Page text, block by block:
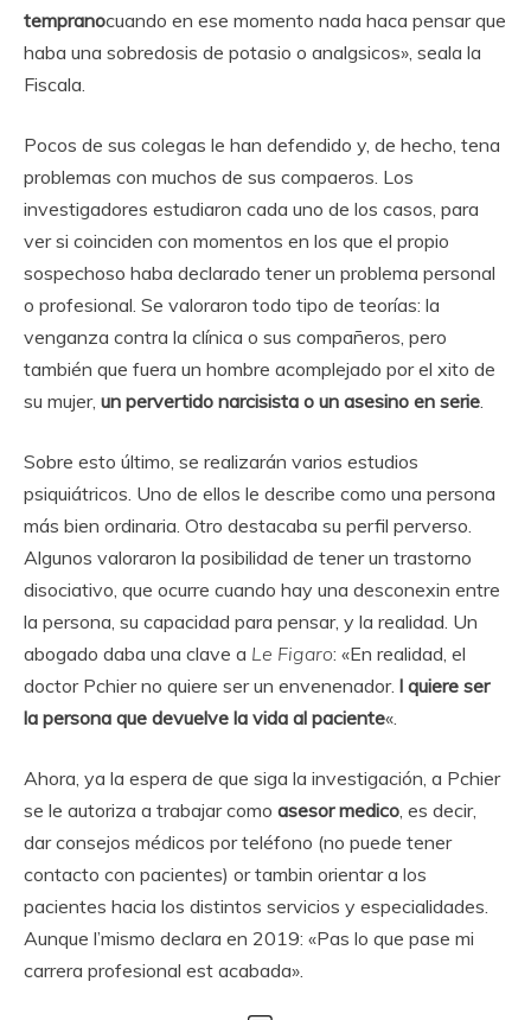
tempranocuando en ese momento nada haca pensar que
haba una sobredosis de potasio o analgsicos», seala la
Fiscala.
Pocos de sus colegas le han defendido y, de hecho, tena
problemas con muchos de sus compaeros. Los
investigadores estudiaron cada uno de los casos, para
ver si coinciden con momentos en los que el propio
sospechoso haba declarado tener un problema personal
o profesional. Se valoraron todo tipo de teorías: la
venganza contra la clínica o sus compañeros, pero
también que fuera un hombre acomplejado por el xito de
su mujer, un pervertido narcisista o un asesino en serie
Sobre esto último, se realizarán varios estudios
psiquiátricos. Uno de ellos le describe como una persona
más bien ordinaria. Otro destacaba su perfil perverso.
Algunos valoraron la posibilidad de tener un trastorno
disociativo, que ocurre cuando hay una desconexin entre
la persona, su capacidad para pensar, y la realidad. Un
abogado daba una clave a Le Figaro: «En realidad, el
doctor Pchier no quiere ser un envenenador. l quiere ser
la persona que devuelve la vida al paciente«.
Ahora, ya la espera de que siga la investigación, a Pchier
se le autoriza a trabajar como asesor medico , es decir,
dar consejos médicos por teléfono (no puede tener
contacto con pacientes) or tambin orientar a los
pacientes hacia los distintos servicios y especialidades.
Aunque l’mismo declara en 2019: «Pas lo que pase mi
carrera profesional est acabada».